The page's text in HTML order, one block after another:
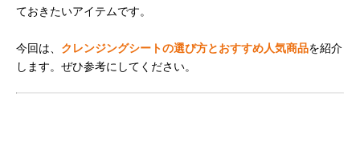
ておきたいアイテムです。
今回は、 クレンジングシートの選び方とおすすめ人気商品を紹介
します。ぜひ参考にしてください。